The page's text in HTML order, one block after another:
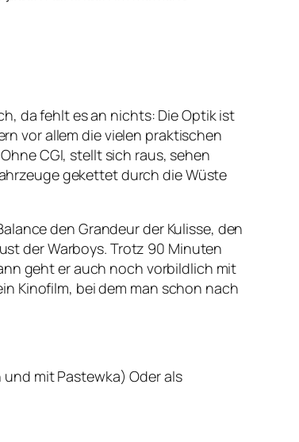
da fehlt es an nichts: Die Optik ist
vor allem die vielen praktischen
CGI, stellt sich raus, sehen
gekettet durch die Wüste
den Grandeur der Kulisse, den
der Warboys. Trotz 90 Minuten
geht er auch noch vorbildlich mit
Kinofilm, bei dem man schon nach
und mit Pastewka) Oder als